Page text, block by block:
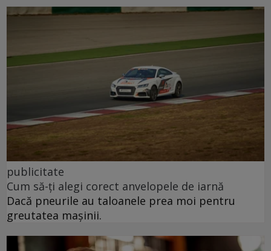
publicitate
Cum să-ți alegi corect anvelopele de iarnă
Dacă pneurile au taloanele prea moi pentru
greutatea mașinii.